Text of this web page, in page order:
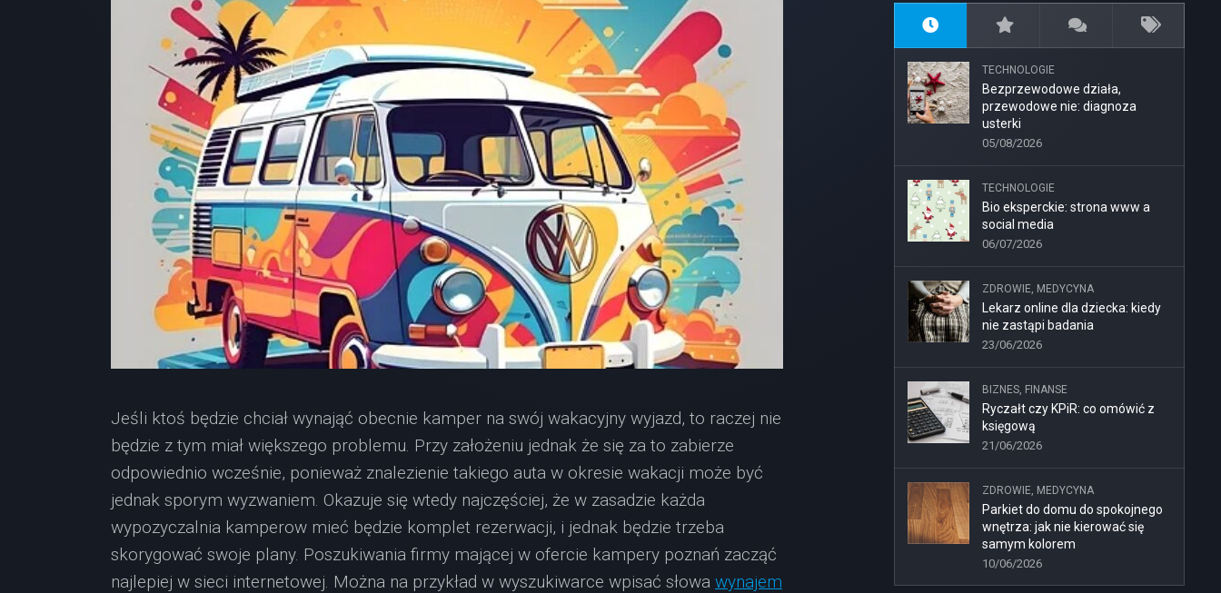
Jeśli ktoś będzie chciał wynająć obecnie kamper na swój wakacyjny wyjazd, to raczej nie
będzie z tym miał większego problemu. Przy założeniu jednak że się za to zabierze
odpowiednio wcześnie, ponieważ znalezienie takiego auta w okresie wakacji może być
jednak sporym wyzwaniem. Okazuje się wtedy najczęściej, że w zasadzie każda
wypozyczalnia kamperow mieć będzie komplet rezerwacji, i jednak będzie trzeba
skorygować swoje plany. Poszukiwania firmy mającej w ofercie kampery poznań zacząć
najlepiej w sieci internetowej. Można na przykład w wyszukiwarce wpisać słowa wynajem
TECHNOLOGIE
Bezprzewodowe działa,
przewodowe nie: diagnoza
usterki
05/08/2026
TECHNOLOGIE
Bio eksperckie: strona www a
social media
06/07/2026
ZDROWIE, MEDYCYNA
Lekarz online dla dziecka: kiedy
nie zastąpi badania
23/06/2026
BIZNES, FINANSE
Ryczałt czy KPiR: co omówić z
księgową
21/06/2026
ZDROWIE, MEDYCYNA
Parkiet do domu do spokojnego
wnętrza: jak nie kierować się
samym kolorem
10/06/2026